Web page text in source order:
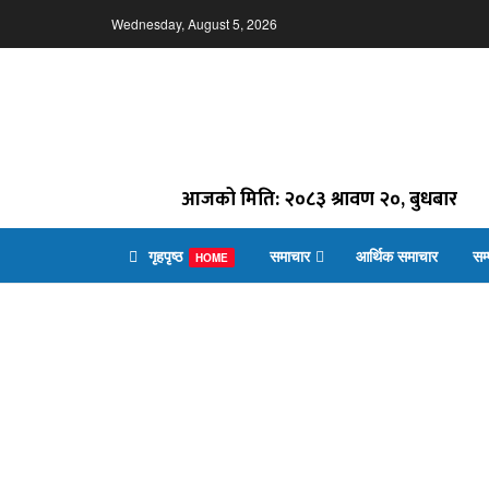
Wednesday, August 5, 2026
आजको मिति: २०८३ श्रावण २०, बुधबार
गृहपृष्ठ HOME समाचार आर्थिक समाचार